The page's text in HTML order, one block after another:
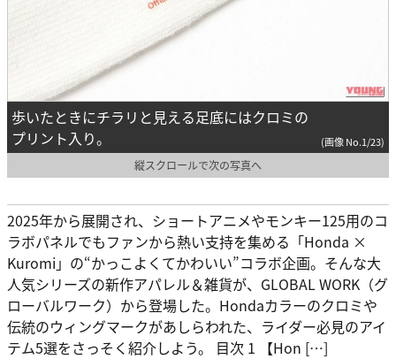
歩いたときにチラリと見える足底にはクロミの
プリント入り。
(画像 No.1/23)
縦スクロールで次の写真へ
2025年から展開され、ショートアニメやモンキー125用のコ
ラボパネルでもファンから熱い支持を集める「Honda ×
Kuromi」の“かっこよくてかわいい”コラボ企画。そんな大
人気シリーズの新作アパレル＆雑貨が、GLOBAL WORK（グ
ローバルワーク）から登場した。Hondaカラーのクロミや
伝統のウィングマークがあしらわれた、ライダー必見のアイ
テム5選をさっそく紹介しよう。 目次 1 【Hon […]